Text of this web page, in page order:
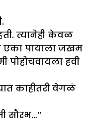
त्यानेही केवळ
एका पायाला जखम
पोहोचवायला हवी
काहीतरी वेगळं